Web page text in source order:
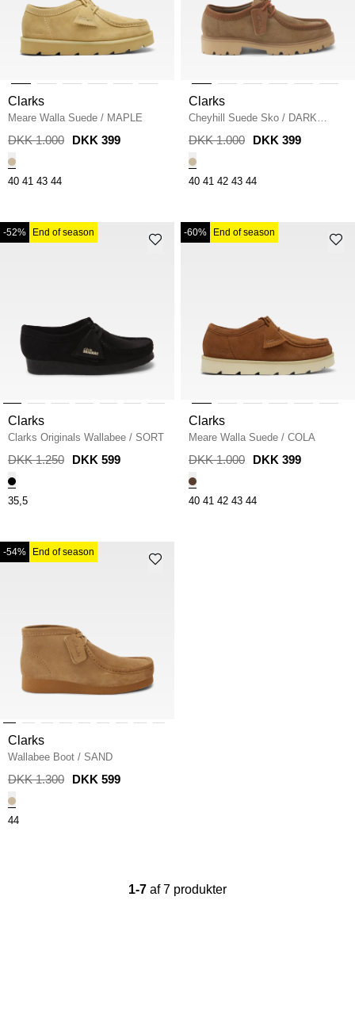
Clarks
Meare Walla Suede / MAPLE
DKK 1.000 DKK 399
40 41 43 44
Clarks
Cheyhill Suede Sko / DARK
SAND
DKK 1.000 DKK 399
40 41 42 43 44
-52% End of season
Clarks
Clarks Originals Wallabee / SORT
DKK 1.250 DKK 599
35,5
-60% End of season
Clarks
Meare Walla Suede / COLA
DKK 1.000 DKK 399
40 41 42 43 44
-54% End of season
Clarks
Wallabee Boot / SAND
DKK 1.300 DKK 599
44
1-7 af 7 produkter